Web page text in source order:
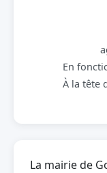
En
À la tête
La mairie de